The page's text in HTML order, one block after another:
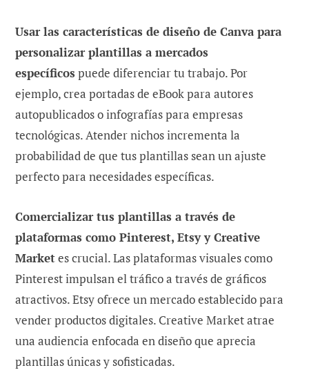
Usar las características de diseño de Canva para
personalizar plantillas a mercados
específicos puede diferenciar tu trabajo. Por
ejemplo, crea portadas de eBook para autores
autopublicados o infografías para empresas
tecnológicas. Atender nichos incrementa la
probabilidad de que tus plantillas sean un ajuste
perfecto para necesidades específicas.
Comercializar tus plantillas a través de
plataformas como Pinterest, Etsy y Creative
Marketes crucial. Las plataformas visuales como
Pinterest impulsan el tráfico a través de gráficos
atractivos. Etsy ofrece un mercado establecido para
vender productos digitales. Creative Market atrae
una audiencia enfocada en diseño que aprecia
plantillas únicas y sofisticadas.